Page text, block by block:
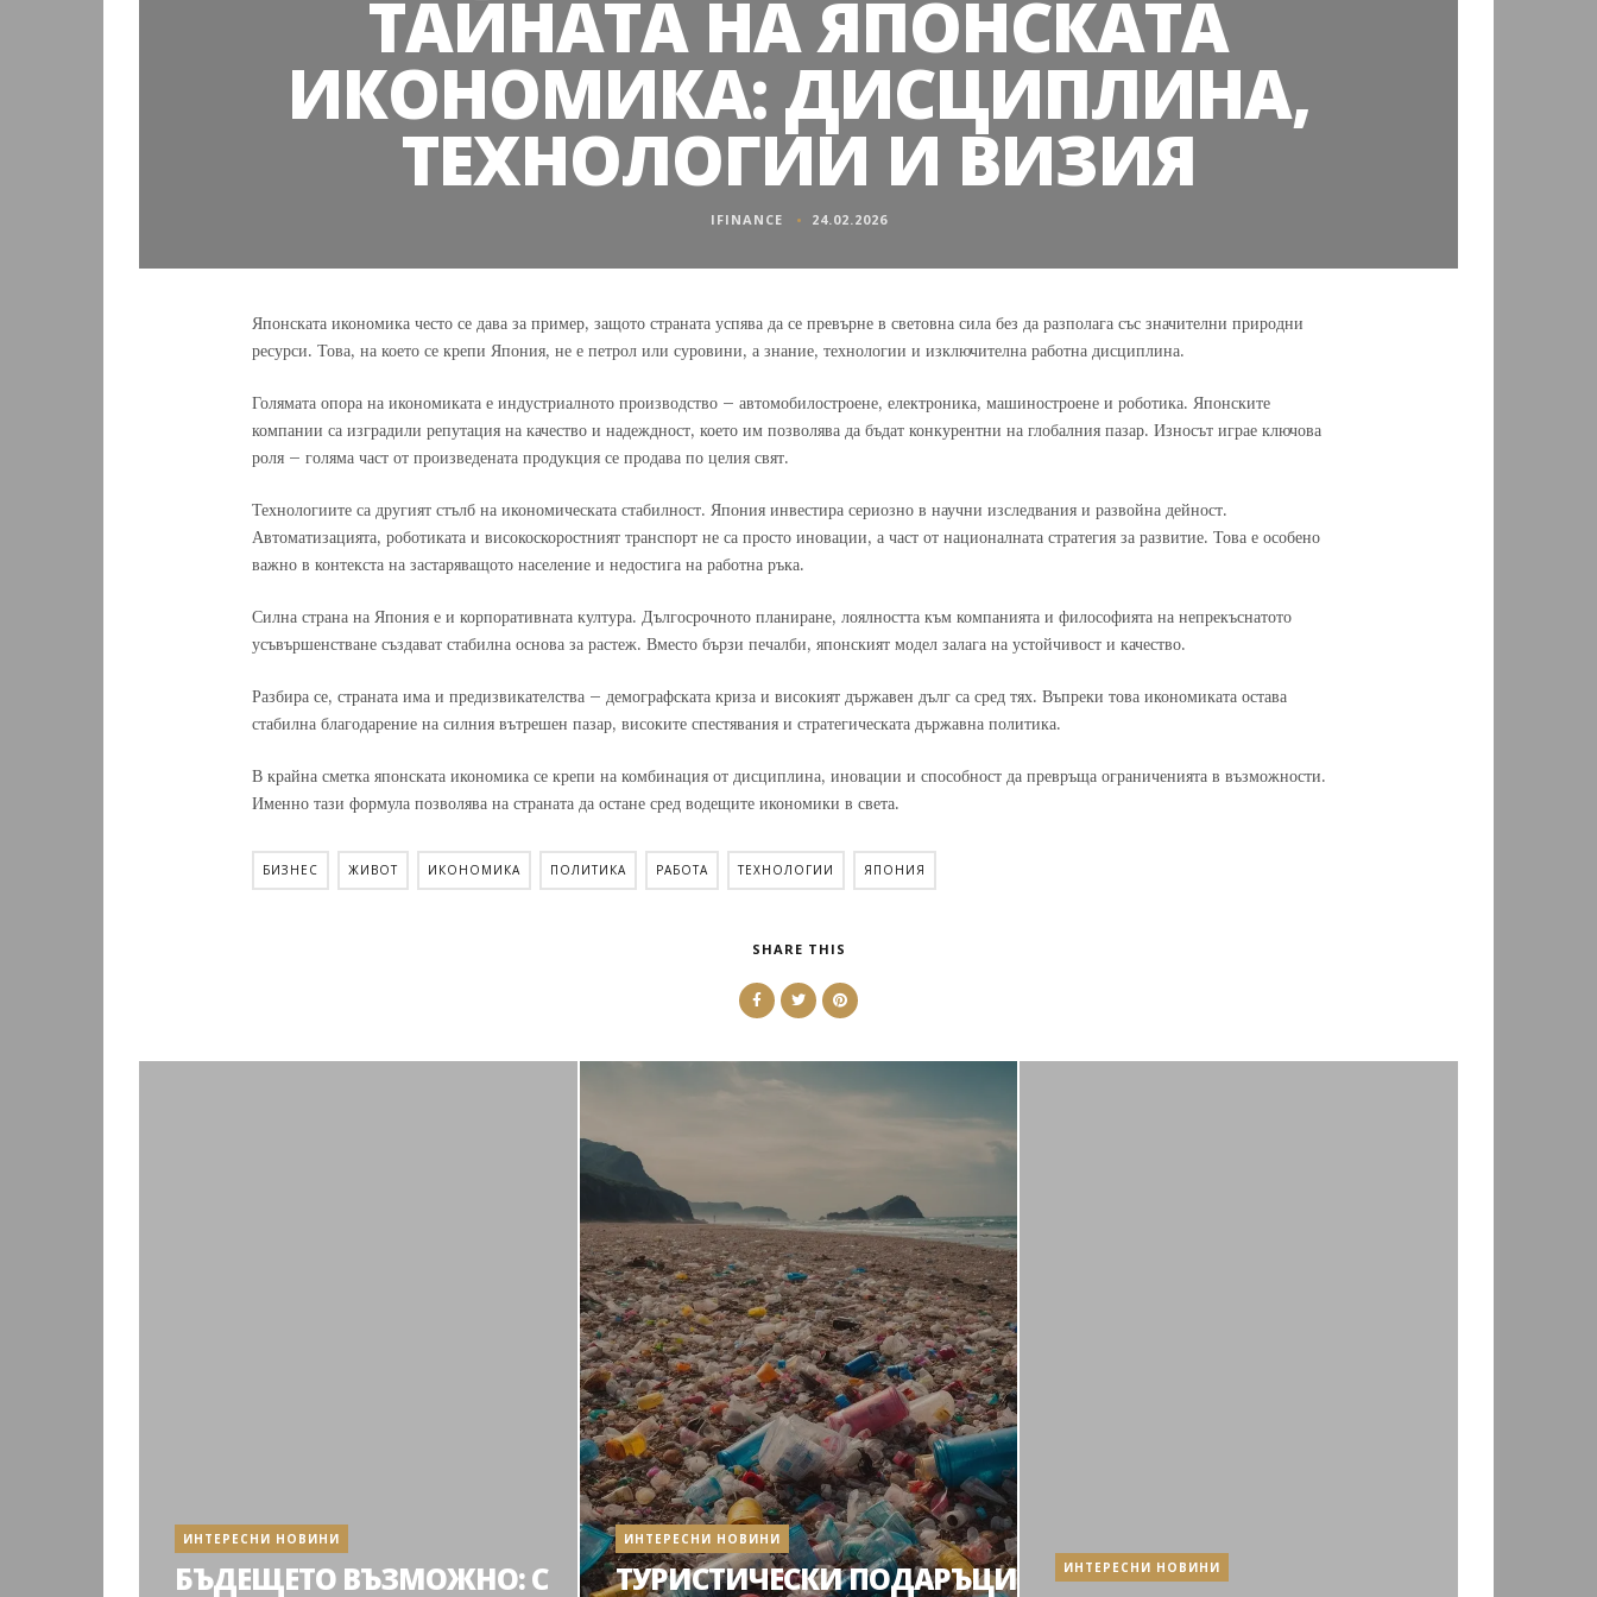
ТАЙНАТА НА ЯПОНСКАТА
ИКОНОМИКА: ДИСЦИПЛИНА,
ТЕХНОЛОГИИ И ВИЗИЯ
IFINANCE 24.02.2026
Японската икономика често се дава за пример, защото страната успява да се превърне в световна сила без да разполага със значителни природни
ресурси. Това, на което се крепи Япония, не е петрол или суровини, а знание, технологии и изключителна работна дисциплина.
Голямата опора на икономиката е индустриалното производство – автомобилостроене, електроника, машиностроене и роботика. Японските
компании са изградили репутация на качество и надеждност, което им позволява да бъдат конкурентни на глобалния пазар. Износът играе ключова
роля – голяма част от произведената продукция се продава по целия свят.
Технологиите са другият стълб на икономическата стабилност. Япония инвестира сериозно в научни изследвания и развойна дейност.
Автоматизацията, роботиката и високоскоростният транспорт не са просто иновации, а част от националната стратегия за развитие. Това е особено
важно в контекста на застаряващото население и недостига на работна ръка.
Силна страна на Япония е и корпоративната култура. Дългосрочното планиране, лоялността към компанията и философията на непрекъснатото
усъвършенстване създават стабилна основа за растеж. Вместо бързи печалби, японският модел залага на устойчивост и качество.
Разбира се, страната има и предизвикателства – демографската криза и високият държавен дълг са сред тях. Въпреки това икономиката остава
стабилна благодарение на силния вътрешен пазар, високите спестявания и стратегическата държавна политика.
В крайна сметка японската икономика се крепи на комбинация от дисциплина, иновации и способност да превръща ограниченията в възможности.
Именно тази формула позволява на страната да остане сред водещите икономики в света.
БИЗНЕС ЖИВОТ ИКОНОМИКА ПОЛИТИКА РАБОТА ТЕХНОЛОГИИ ЯПОНИЯ
SHARE THIS
ИНТЕРЕСНИ НОВИНИ
БЪДЕЩЕТО ВЪЗМОЖНО: С
ИНТЕРЕСНИ НОВИНИ
ТУРИСТИЧЕСКИ ПОДАРЪЦИ ИНТЕРЕСНИ НОВИНИ